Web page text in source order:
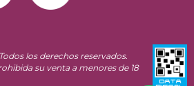
los derechos reservados.
su venta a menores de 18